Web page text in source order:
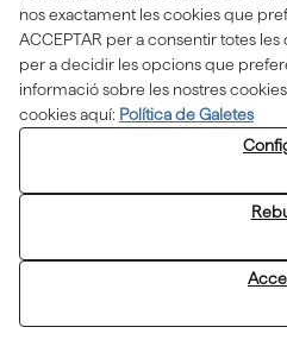
Aquesta actuació està
Departament d'Empresa i
Social Europeu com a part de
Europea a la pandèmia de
© 08/2026 ASSOCIACIÓ
nos exactament les cookies que
ACCEPTAR per a consentir totes
per a decidir les opcions que
informació sobre les nostres
cookies aquí: Política de Galetes